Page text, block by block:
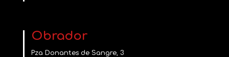
Obrador
Pza Donantes de Sangre, 3